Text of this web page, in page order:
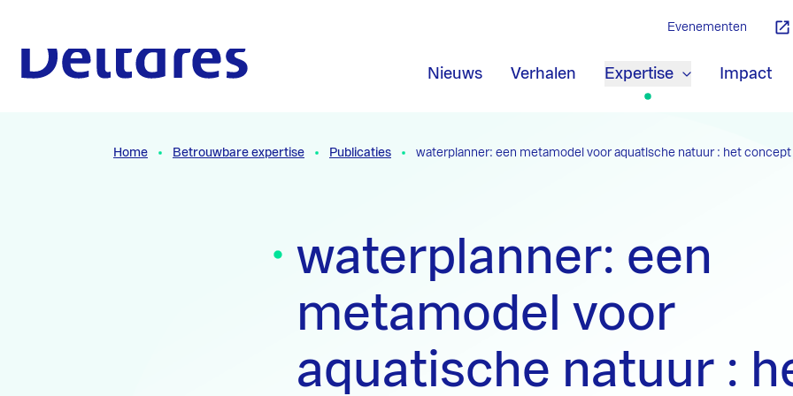
Nieuws Verhalen Expertise Impact
Evenementen
Home Betrouwbare expertise Publicaties waterplanner: een metamodel voor aquatische natuur : het
waterplanner: een
metamodel voor
aquatische natuur :